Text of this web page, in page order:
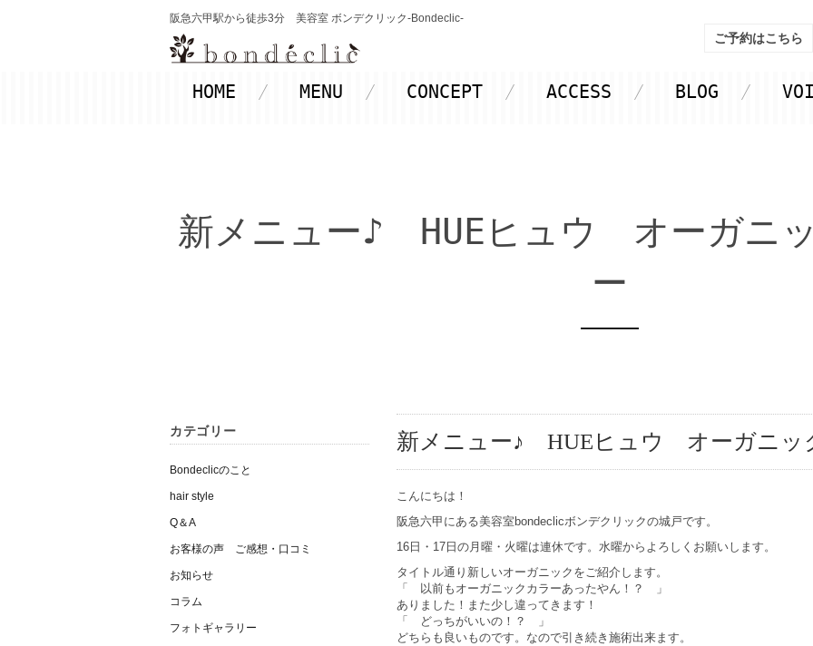
阪急六甲駅から徒歩3分 美容室 ボンデクリック-Bondeclic-
ご予約はこちら
HOME MENU CONCEPT ACCESS BLOG
新メニュー♪ HUEヒュウ オーガニ
ー
カテゴリー
Bondeclicのこと
hair style
Q＆A
お客様の声 ご感想・口コミ
お知らせ
コラム
フォトギャラリー
新メニュー♪ HUEヒュウ オーガニッ
こんにちは！
阪急六甲にある美容室bondeclicボンデクリックの城戸です。
16日・17日の月曜・火曜は連休です。水曜からよろしくお願いします。
タイトル通り新しいオーガニックをご紹介します。
「 以前もオーガニックカラーあったやん！？ 」
ありました！また少し違ってきます！
「 どっちがいいの！？ 」
どちらも良いものです。なので引き続き施術出来ます。